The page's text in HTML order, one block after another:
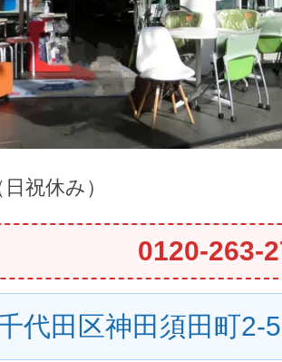
日祝休み）
0120-263-
代田区神田須田町2-